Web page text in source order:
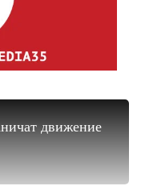
движение